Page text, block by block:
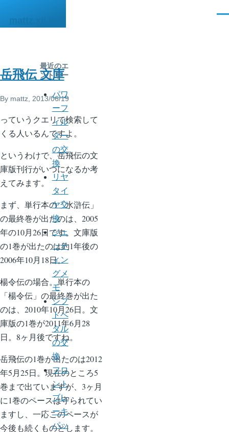
mattz.xii.jp
岳飛伝 文庫
By mattz , 2013/06/19
っていうクエリで検索して
くる人いるんですよ。
というわけで、岳飛伝の文
庫版刊行がいつになるか考
えてみます。
まず、単行本の「水滸伝」
の最終巻が出たのは、2005
年の10月26日です。文庫版
の1巻が出たのは約1年後の
2006年10月18日。
楊令伝の場合。単行本の
「楊令伝」の最終巻が出た
のは、2010年10月26日。文
庫版の1巻が2011年6月28
日。8ヶ月後ですね。
岳飛伝の1巻が出たのは2012
年5月25日。現在のところ5
巻まで出ていますが、3ヶ月
に1巻のペースは守られてい
ますし、一応このペースが
今後も続くものとします。
最近のエ
ントリー
パワ
ーフ
ィル
ター
の交
換
リヤ
タイ
ヤ交
換
ジェ
ッテ
ィン
グメ
モ
シフ
トペ
ダル
の交
換
フロ
ント
ブレ
ーキ
パッ